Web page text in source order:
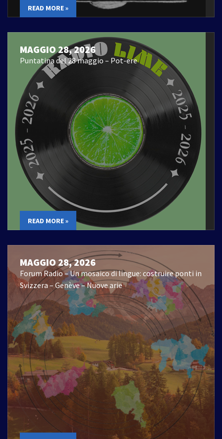
READ MORE »
MAGGIO 28, 2026
Puntatina del 28 maggio – Pot-ere
READ MORE »
MAGGIO 28, 2026
Forum Radio – Un mosaico di lingue: costruire ponti in
Svizzera – Genève – Nuove arie